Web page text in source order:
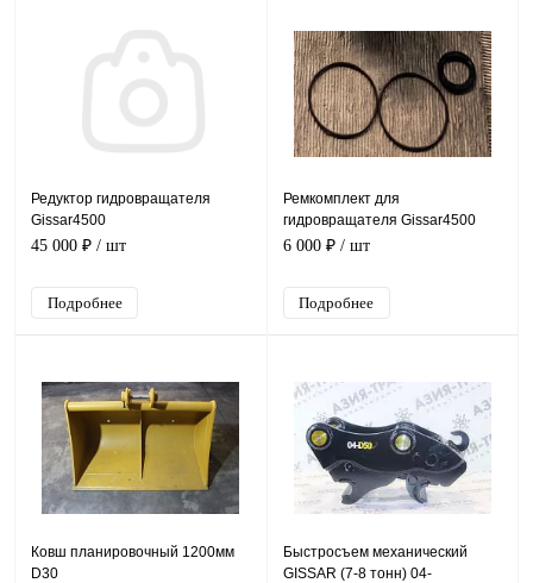
Редуктор гидровращателя
Gissar4500
45 000 ₽ / шт
Подробнее
Ремкомплект для
гидровращателя Gissar4500
6 000 ₽/ шт
Подробнее
Ковш планировочный 1200мм
D30
Быстросъем механический
GISSAR (7-8 тонн) 04-